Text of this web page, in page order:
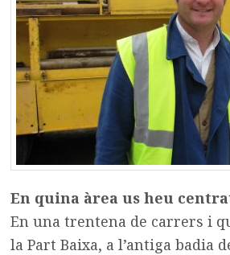
En quina àrea us heu
En una trentena de carrers i
la Part Baixa, a l’antiga badia